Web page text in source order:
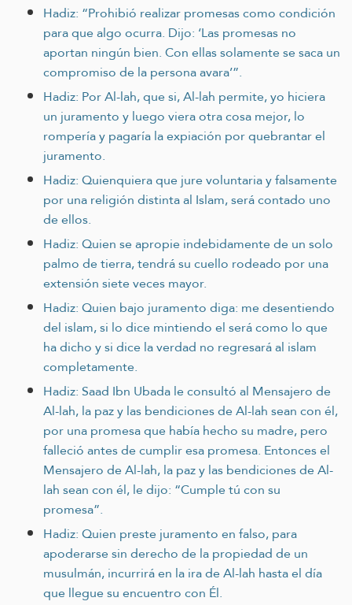
Hadiz: “Prohibió realizar promesas como condición
para que algo ocurra. Dijo: ‘Las promesas no
aportan ningún bien. Con ellas solamente se saca un
compromiso de la persona avara’”.
Hadiz: Por Al-lah, que si, Al-lah permite, yo hiciera
un juramento y luego viera otra cosa mejor, lo
rompería y pagaría la expiación por quebrantar el
juramento.
Hadiz: Quienquiera que jure voluntaria y falsamente
por una religión distinta al Islam, será contado uno
de ellos.
Hadiz: Quien se apropie indebidamente de un solo
palmo de tierra, tendrá su cuello rodeado por una
extensión siete veces mayor.
Hadiz: Quien bajo juramento diga: me desentiendo
del islam, si lo dice mintiendo el será como lo que
ha dicho y si dice la verdad no regresará al islam
completamente.
Hadiz: Saad Ibn Ubada le consultó al Mensajero de
Al-lah, la paz y las bendiciones de Al-lah sean con él,
por una promesa que había hecho su madre, pero
falleció antes de cumplir esa promesa. Entonces el
Mensajero de Al-lah, la paz y las bendiciones de Al-
lah sean con él, le dijo: “Cumple tú con su
promesa”.
Hadiz: Quien preste juramento en falso, para
apoderarse sin derecho de la propiedad de un
musulmán, incurrirá en la ira de Al-lah hasta el día
que llegue su encuentro con Él.